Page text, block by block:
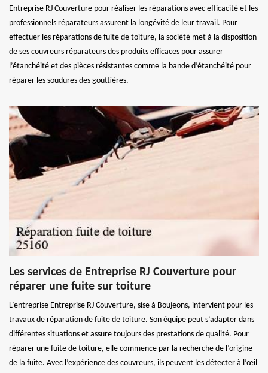
Entreprise RJ Couverture pour réaliser les réparations avec efficacité et les
professionnels réparateurs assurent la longévité de leur travail. Pour
effectuer les réparations de fuite de toiture, la société met à la disposition
de ses couvreurs réparateurs des produits efficaces pour assurer
l’étanchéité et des pièces résistantes comme la bande d’étanchéité pour
réparer les soudures des gouttières.
Les services de Entreprise RJ Couverture pour
réparer une fuite sur toiture
L’entreprise Entreprise RJ Couverture, sise à Boujeons, intervient pour les
travaux de réparation de fuite de toiture. Son équipe peut s’adapter dans
différentes situations et assure toujours des prestations de qualité. Pour
réparer une fuite de toiture, elle commence par la recherche de l’origine
de la fuite. Avec l’expérience des couvreurs, ils peuvent les détecter à l’œil